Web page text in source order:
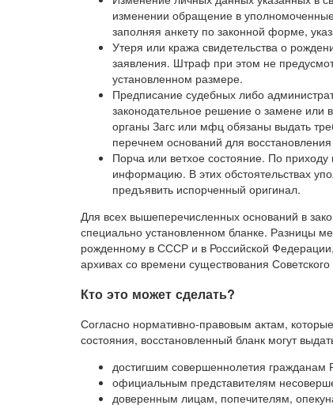
изменении обращение в
заполняя анкету по законной форме,
Утеря или кража свидетельства о
заявления. Штраф при этом не
установленном размере.
Предписание судебных либо
законодательное решение о замене или
органы Загс или мфц обязаны выдать
перечнем оснований для
Порча или ветхое состояние. По приходу
информацию. В этих обстоятельствах
предъявить испорченный оригинал.
Для всех вышеперечисленных оснований в
специально установленном бланке. Разницы
рожденному в СССР и в Российской
архивах со времени существования
Кто это может сделать?
Согласно нормативно-правовым актам,
состояния, восстановленный бланк могут
достигшим совершеннолетия гражданам
официальным представителям
доверенным лицам, попечителям,